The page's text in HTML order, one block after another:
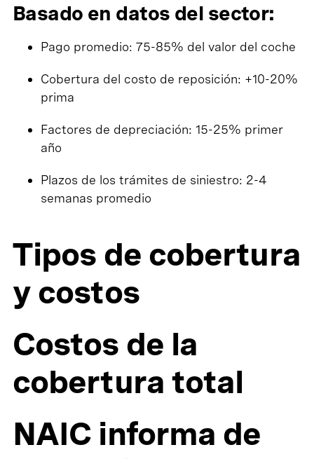
Basado en datos del sector:
Pago promedio: 75-85% del valor del coche
Cobertura del costo de reposición: +10-20%
prima
Factores de depreciación: 15-25% primer
año
Plazos de los trámites de siniestro: 2-4
semanas promedio
Tipos de cobertura
y costos
Costos de la
cobertura total
NAIC informa de